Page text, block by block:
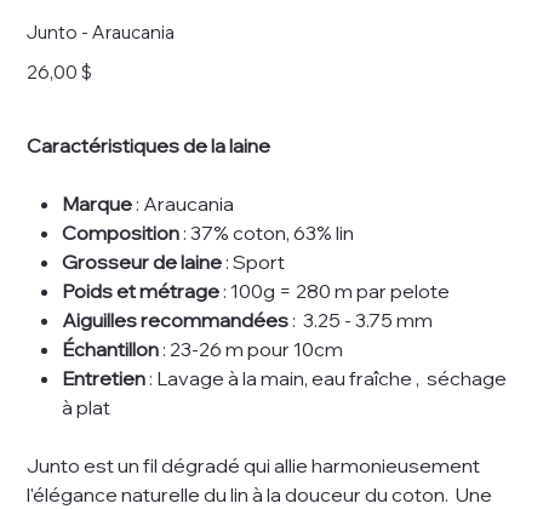
Junto - Araucania
Prix
26,00 $
Caractéristiques de la laine
Marque : Araucania
Composition : 37% coton, 63% lin
Grosseur de laine : Sport
Poids et métrage : 100g = 280 m par pelote
Aiguilles recommandées : 3.25 - 3.75 mm
Échantillon : 23-26 m pour 10cm
Entretien : Lavage à la main, eau fraîche , séchage
à plat
Junto est un fil dégradé qui allie harmonieusement
l'élégance naturelle du lin à la douceur du coton. Une